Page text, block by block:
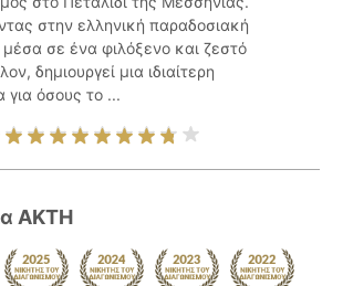
στην ελληνική παραδοσιακή
μέσα σε ένα φιλόξενο και ζεστό
δημιουργεί μια ιδιαίτερη
για όσους το ...
ΑΚΤΗ